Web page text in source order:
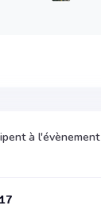
à l'évènement